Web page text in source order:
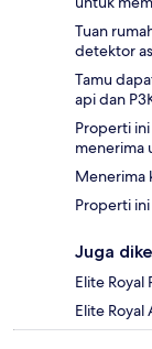
Tuan
detektor
Tamu
api dan
Properti
menerima
Menerima
Properti
Juga
Elite Royal
Elite